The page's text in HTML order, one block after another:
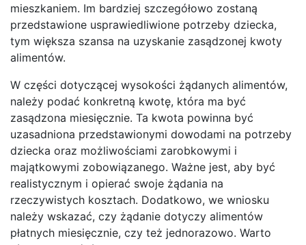
mieszkaniem. Im bardziej szczegółowo zostaną
przedstawione usprawiedliwione potrzeby dziecka,
tym większa szansa na uzyskanie zasądzonej kwoty
alimentów.
W części dotyczącej wysokości żądanych alimentów,
należy podać konkretną kwotę, która ma być
zasądzona miesięcznie. Ta kwota powinna być
uzasadniona przedstawionymi dowodami na potrzeby
dziecka oraz możliwościami zarobkowymi i
majątkowymi zobowiązanego. Ważne jest, aby być
realistycznym i opierać swoje żądania na
rzeczywistych kosztach. Dodatkowo, we wniosku
należy wskazać, czy żądanie dotyczy alimentów
płatnych miesięcznie, czy też jednorazowo. Warto